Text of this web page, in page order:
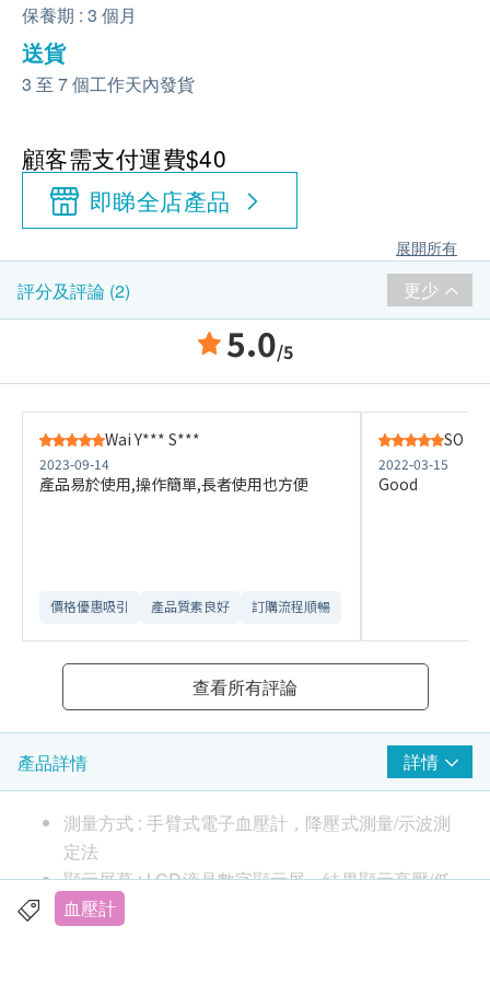
保養期 : 3 個月
送貨
3 至 7 個工作天內發貨
顧客需支付運費$40
即睇全店產品
展開所有
評分及評論 (2) 更少
5.0/5
Wai Y*** S***
2023-09-14
產品易於使用,操作簡單,長者使用也方便
價格優惠吸引 產品質素良好 訂購流程順暢
SO
2022-03-15
Good
查看所有評論
產品詳情 詳情
測量方式 : 手臂式電子血壓計，降壓式測量/示波測
定法
顯示屏幕 : LCD液晶數字顯示屏，結果顯示高壓/低
壓/脈搏，大屏大字，讀數清晰。
血壓計